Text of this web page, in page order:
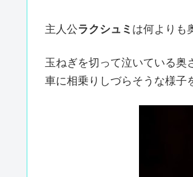
主人公ラクシュミ は何よりも
玉ねぎを切って泣いている奥
車に相乗りしづらそうな様子